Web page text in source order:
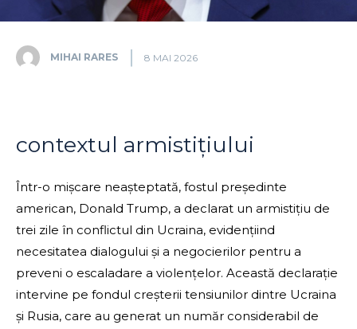
MIHAI RARES 8 MAI 2026
contextul armistițiului
Într-o mișcare neașteptată, fostul președinte
american, Donald Trump, a declarat un armistițiu de
trei zile în conflictul din Ucraina, evidențiind
necesitatea dialogului și a negocierilor pentru a
preveni o escaladare a violențelor. Această declarație
intervine pe fondul creșterii tensiunilor dintre Ucraina
și Rusia, care au generat un număr considerabil de